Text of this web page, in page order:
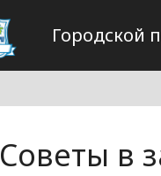
Городской
Советы в